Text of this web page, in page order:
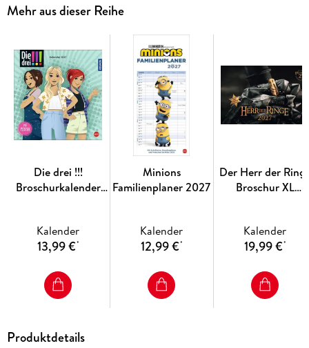
Mehr aus dieser Reihe
Die drei !!!
Broschurkalender
Kalender
13,99 €*
Minions
Familienplaner 2027
Kalender
12,99 €*
Der Herr der
Broschur XL
Kalender
19,99 €*
Produktdetails